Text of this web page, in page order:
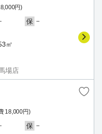
円)
保 －
㎡
場店
18,000円)
保 －